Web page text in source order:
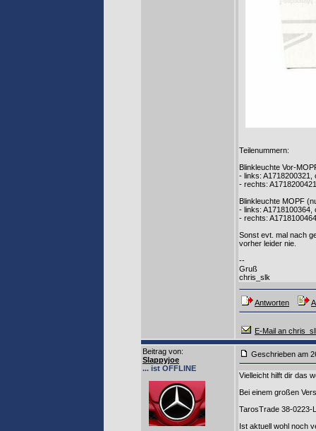
Teilenummern:
Blinkleuchte Vor-
- links: A1718200321,
- rechts:
Blinkleuchte MOPF
- links:
- rechts:
Sonst evt. mal nach
vorher leider nie.
--
Gruß
chris_slk
Antworten
E-Mail an
Beitrag von:
Slappyjoe
... ist OFFLINE
Geschrieben am
Vielleicht hilft dir das
Bei einem großen
TarosTrade 38-0223-
Ist aktuell wohl noch